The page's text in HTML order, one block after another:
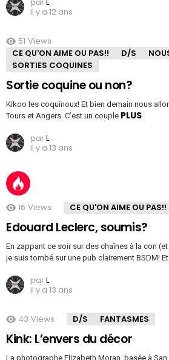
il y a 12 ans
51 Views
CE QU'ON AIME OU PAS!!
D/S
SORTIES COQUINES
Sortie coquine ou non?
Kikoo les coquinoux! Et bien demain nous
Tours et Angers. C’est un couple PLUS
parL
il y a 13 ans
16 Views CE QU'ON AIME OU PAS!!
Edouard Leclerc, soumis?
En zappant ce soir sur des chaînes à la con
je suis tombé sur une pub clairement BSDM!
parL
il y a 13 ans
43 Views D/S FANTASMES
Kink: L’envers du décor
La photographe Elizabeth Moran, basée à